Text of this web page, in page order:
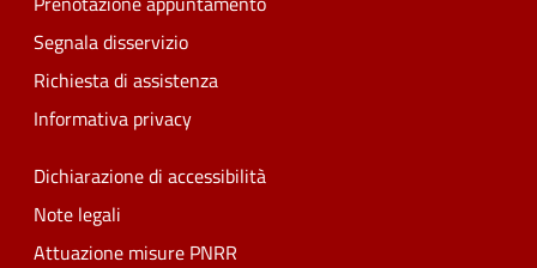
Segnala disservizio
Richiesta di assistenza
Informativa privacy
Dichiarazione di accessibilità
Note legali
Attuazione misure PNRR